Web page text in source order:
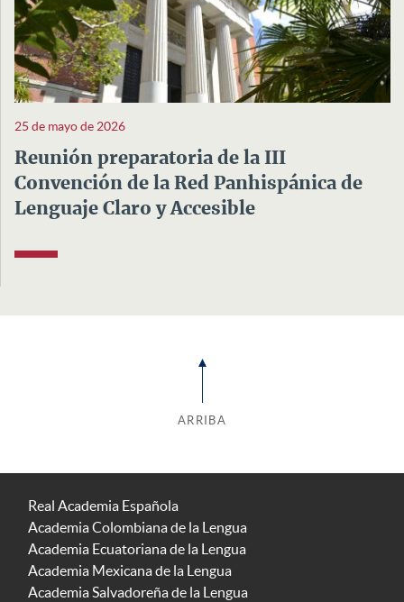
25 de mayo de 2026
Reunión preparatoria de la III
Convención de la Red Panhispánica de
Lenguaje Claro y Accesible
ARRIBA
Real Academia Española
Academia Colombiana de la Lengua
Academia Ecuatoriana de la Lengua
Academia Mexicana de la Lengua
Academia Salvadoreña de la Lengua